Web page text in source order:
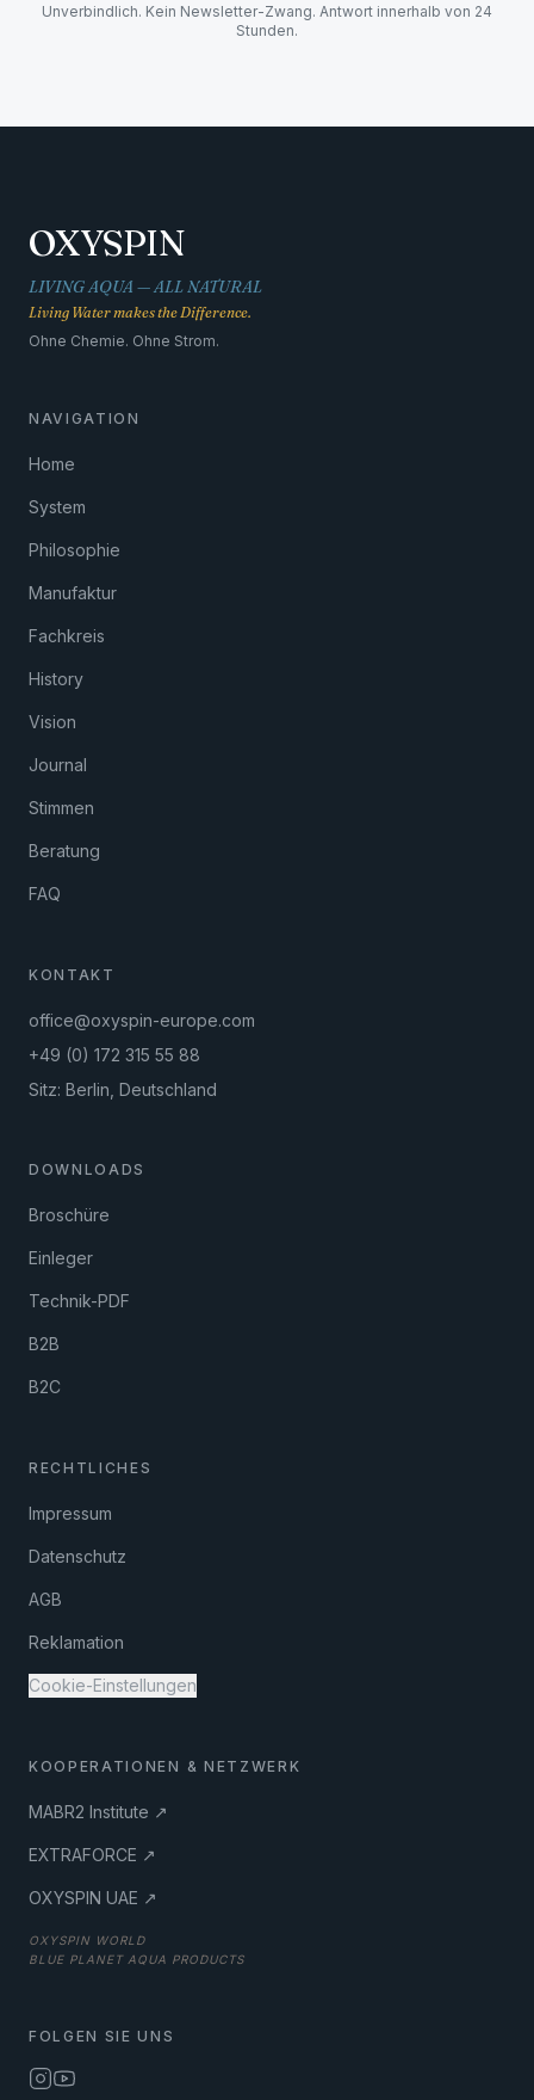
Unverbindlich. Kein Newsletter-Zwang. Antwort innerhalb von 24
Stunden.
OXYSPIN
LIVING AQUA — ALL NATURAL
Living Water makes the Difference.
Ohne Chemie. Ohne Strom.
NAVIGATION
Home
System
Philosophie
Manufaktur
Fachkreis
History
Vision
Journal
Stimmen
Beratung
FAQ
KONTAKT
office@oxyspin-europe.com
+49 (0) 172 315 55 88
Sitz: Berlin, Deutschland
DOWNLOADS
Broschüre
Einleger
Technik-PDF
B2B
B2C
RECHTLICHES
Impressum
Datenschutz
AGB
Reklamation
Cookie-Einstellungen
KOOPERATIONEN & NETZWERK
MABR2 Institute ↗
EXTRAFORCE ↗
OXYSPIN UAE ↗
OXYSPIN WORLD
BLUE PLANET AQUA PRODUCTS
FOLGEN SIE UNS